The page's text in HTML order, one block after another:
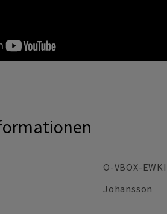
O-VBOX-EWKI
Johansson